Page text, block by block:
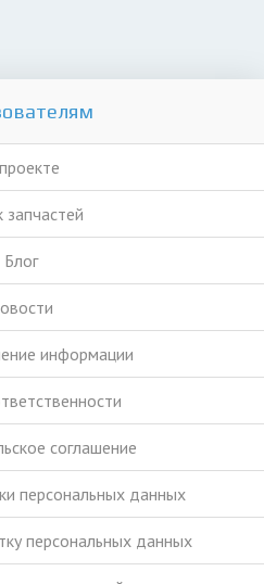
запчастей
Блог
информации
соглашение
персональных данных
персональных данных